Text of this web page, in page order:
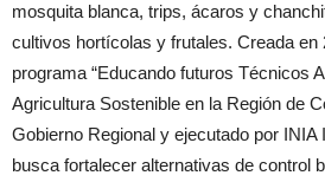
mosquita blanca, trips, ácaros y
cultivos hortícolas y frutales. Creada en
programa “Educando futuros Técnicos
Agricultura Sostenible en la Región de
Gobierno Regional y ejecutado por INIA
busca fortalecer alternativas de control